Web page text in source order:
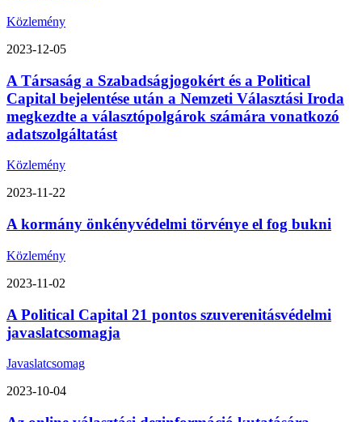
Közlemény
2023-12-05
A Társaság a Szabadságjogokért és a Political
Capital bejelentése után a Nemzeti Választási Iroda
megkezdte a választópolgárok számára vonatkozó
adatszolgáltatást
Közlemény
2023-11-22
A kormány önkényvédelmi törvénye el fog bukni
Közlemény
2023-11-02
A Political Capital 21 pontos szuverenitásvédelmi
javaslatcsomagja
Javaslatcsomag
2023-10-04